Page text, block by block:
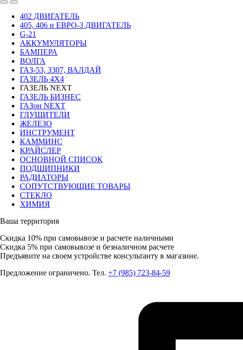
402 ДВИГАТЕЛЬ
405, 406 и ЕВРО-3 ДВИГАТЕЛЬ
G-21
АККУМУЛЯТОРЫ
БАМПЕРА
ВОЛГА
ГАЗ-53, 3307, ВАЛДАЙ
ГАЗЕЛЬ 4Х4
ГАЗЕЛЬ NEXT
ГАЗЕЛЬ БИЗНЕС
ГАЗон NEXT
ГЛУШИТЕЛИ
ЖЕЛЕЗО
ИНСТРУМЕНТ
КАММИНС
КРАЙСЛЕР
ОСНОВНОЙ СПИСОК
ПОДШИПНИКИ
РАДИАТОРЫ
СОПУТСТВУЮЩИЕ ТОВАРЫ
СТЕКЛО
ХИМИЯ
Ваша территория
Скидка 10% при самовывозе и расчете наличными
Скидка 5% при самовывозе и безналичном расчете
Предъявите на своем устройстве консультанту в магазине.
Предложение ограничено. Тел. +7 (985) 723-84-59